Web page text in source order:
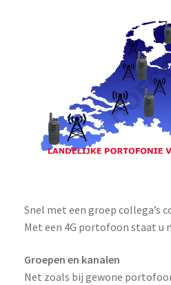
Snel met een groep collega’s
Met een 4G portofoon staat u
Groepen en kanalen
Net zoals bij gewone